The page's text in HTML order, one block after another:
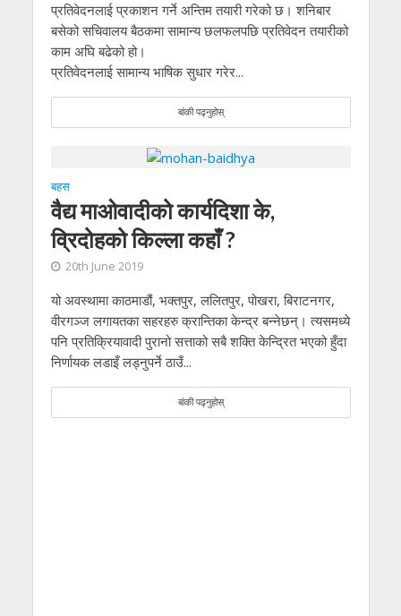
प्रतिवेदनलाई प्रकाशन गर्ने अन्तिम तयारी गरेको छ। शनिबार
बसेको सचिवालय बैठकमा सामान्य छलफलपछि प्रतिवेदन तयारीको
काम अघि बढेको हो।
प्रतिवेदनलाई सामान्य भाषिक सुधार गरेर...
बांकी पढ्नुहोस्
बहस
वैद्य माओवादीको कार्यदिशा के,
व्रिदोहको किल्ला कहाँ ?
20th June 2019
यो अवस्थामा काठमाडौं, भक्तपुर, ललितपुर, पोखरा, बिराटनगर,
वीरगञ्ज लगायतका सहरहरु क्रान्तिका केन्द्र बन्नेछन्। त्यसमध्ये
पनि प्रतिक्रियावादी पुरानो सत्ताको सबै शक्ति केन्द्रित भएको हुँदा
निर्णायक लडाइँ लड्नुपर्ने ठाउँ...
बांकी पढ्नुहोस्